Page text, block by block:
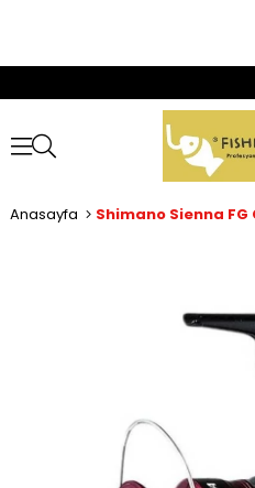
Anasayfa Shimano Sienna